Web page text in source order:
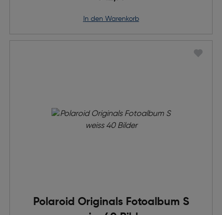
in den Warenkorb
Polaroid Originals Fotoalbum S